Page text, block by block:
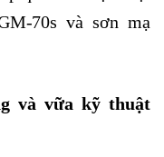
70s và sơn mạ
và vữa kỹ thuật